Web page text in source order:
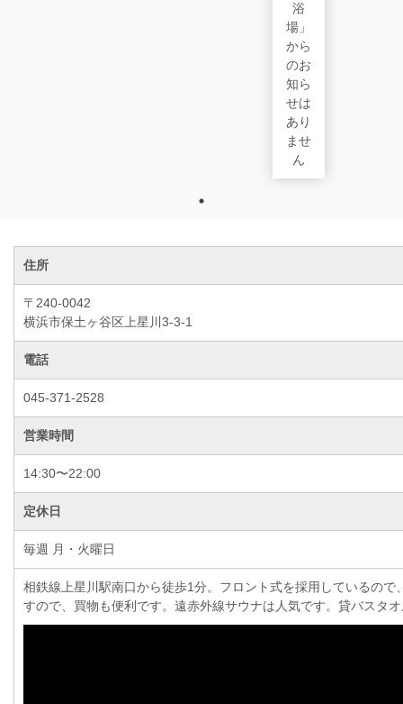
浴
場」
から
のお
知ら
せは
あり
ませ
ん
住所
〒240-0042
横浜市保土ヶ谷区上星川3-3-1
電話
045-371-2528
営業時間
14:30〜22:00
定休日
毎週 月・火曜日
相鉄線上星川駅南口から徒歩1分。フロント式を採用しているの
すので、買物も便利です。遠赤外線サウナは人気です。貸バスタ